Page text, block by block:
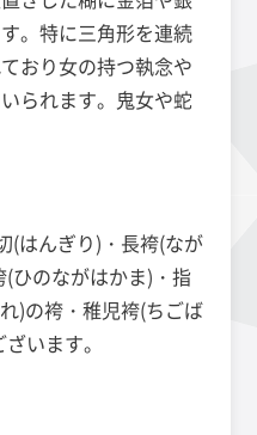
。特に三角形を連続
おり女の持つ執念や
られます。鬼女や蛇
(はんぎり)・長袴(なが
ひのながはかま)・指
)の袴・稚児袴(ちごば
います。